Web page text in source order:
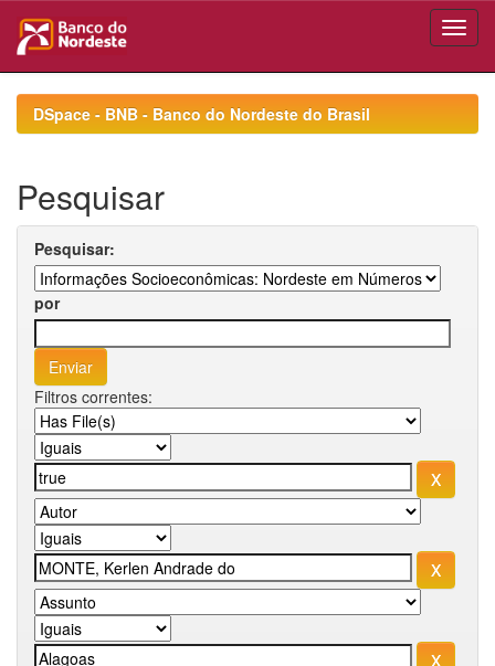
navigationDSpace - BNB - Banco do Nordeste do Brasil
Pesquisar
Pesquisar:
por
Filtros correntes: